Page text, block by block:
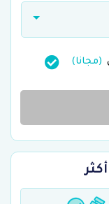
(مجانا)